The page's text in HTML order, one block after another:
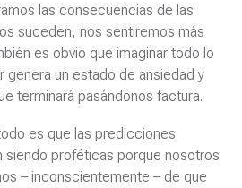
las consecuencias de las
suceden, nos sentiremos más
es obvio que imaginar todo lo
genera un estado de ansiedad y
terminará pasándonos factura.
es que las predicciones
siendo proféticas porque nosotros
– inconscientemente – de que